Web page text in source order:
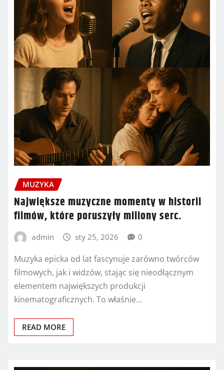
MUZYKA
Największe muzyczne momenty w historii
filmów, które poruszyły miliony serc.
admin sty 25, 2026 0
Muzyka epicka od lat fascynuje zarówno twórców
filmowych, jak i widzów, stając się nieodłącznym
elementem największych produkcji
kinematograficznych. To właśnie…
READ MORE